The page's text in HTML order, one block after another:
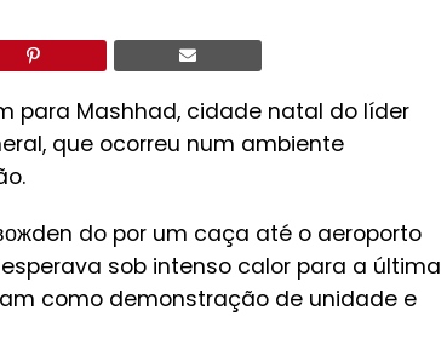
para Mashhad, cidade natal do líder
que ocorreu num ambiente
do por um caça até o aeroporto
sob intenso calor para a última
como demonstração de unidade e